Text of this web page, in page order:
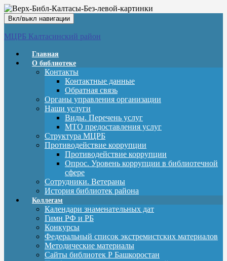
Вкл/выкл навигации
МЦРБ Калтасинский район
Главная
О библиотеке
Контакты
Контактные данные
Обратная связь
Органы управления организации
Наши услуги
Виды. Перечень услуг
МТО предоставления услуг
Структура МЦРБ
Противодействие коррупции
Противодействие коррупции
Опрос. Уровень коррупции в библиотечной
сфере
Сотрудники. Ветераны
История библиотек района
Коллегам
Календари знаменательных дат
Гимн РФ и РБ
Конкурсы
Федеральный список экстремистских материалов
Методические материалы
Сайты библиотек Р Башкоростан